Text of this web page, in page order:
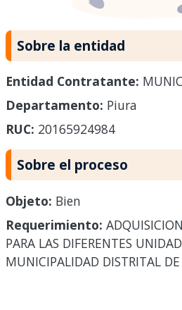
Sobre la entidad
Entidad Contratante:
Departamento: Piura
RUC: 20165924984
Sobre el proceso
Objeto: Bien
Requerimiento:
PARA LAS DIFERENTES
MUNICIPALIDAD DISTRITAL